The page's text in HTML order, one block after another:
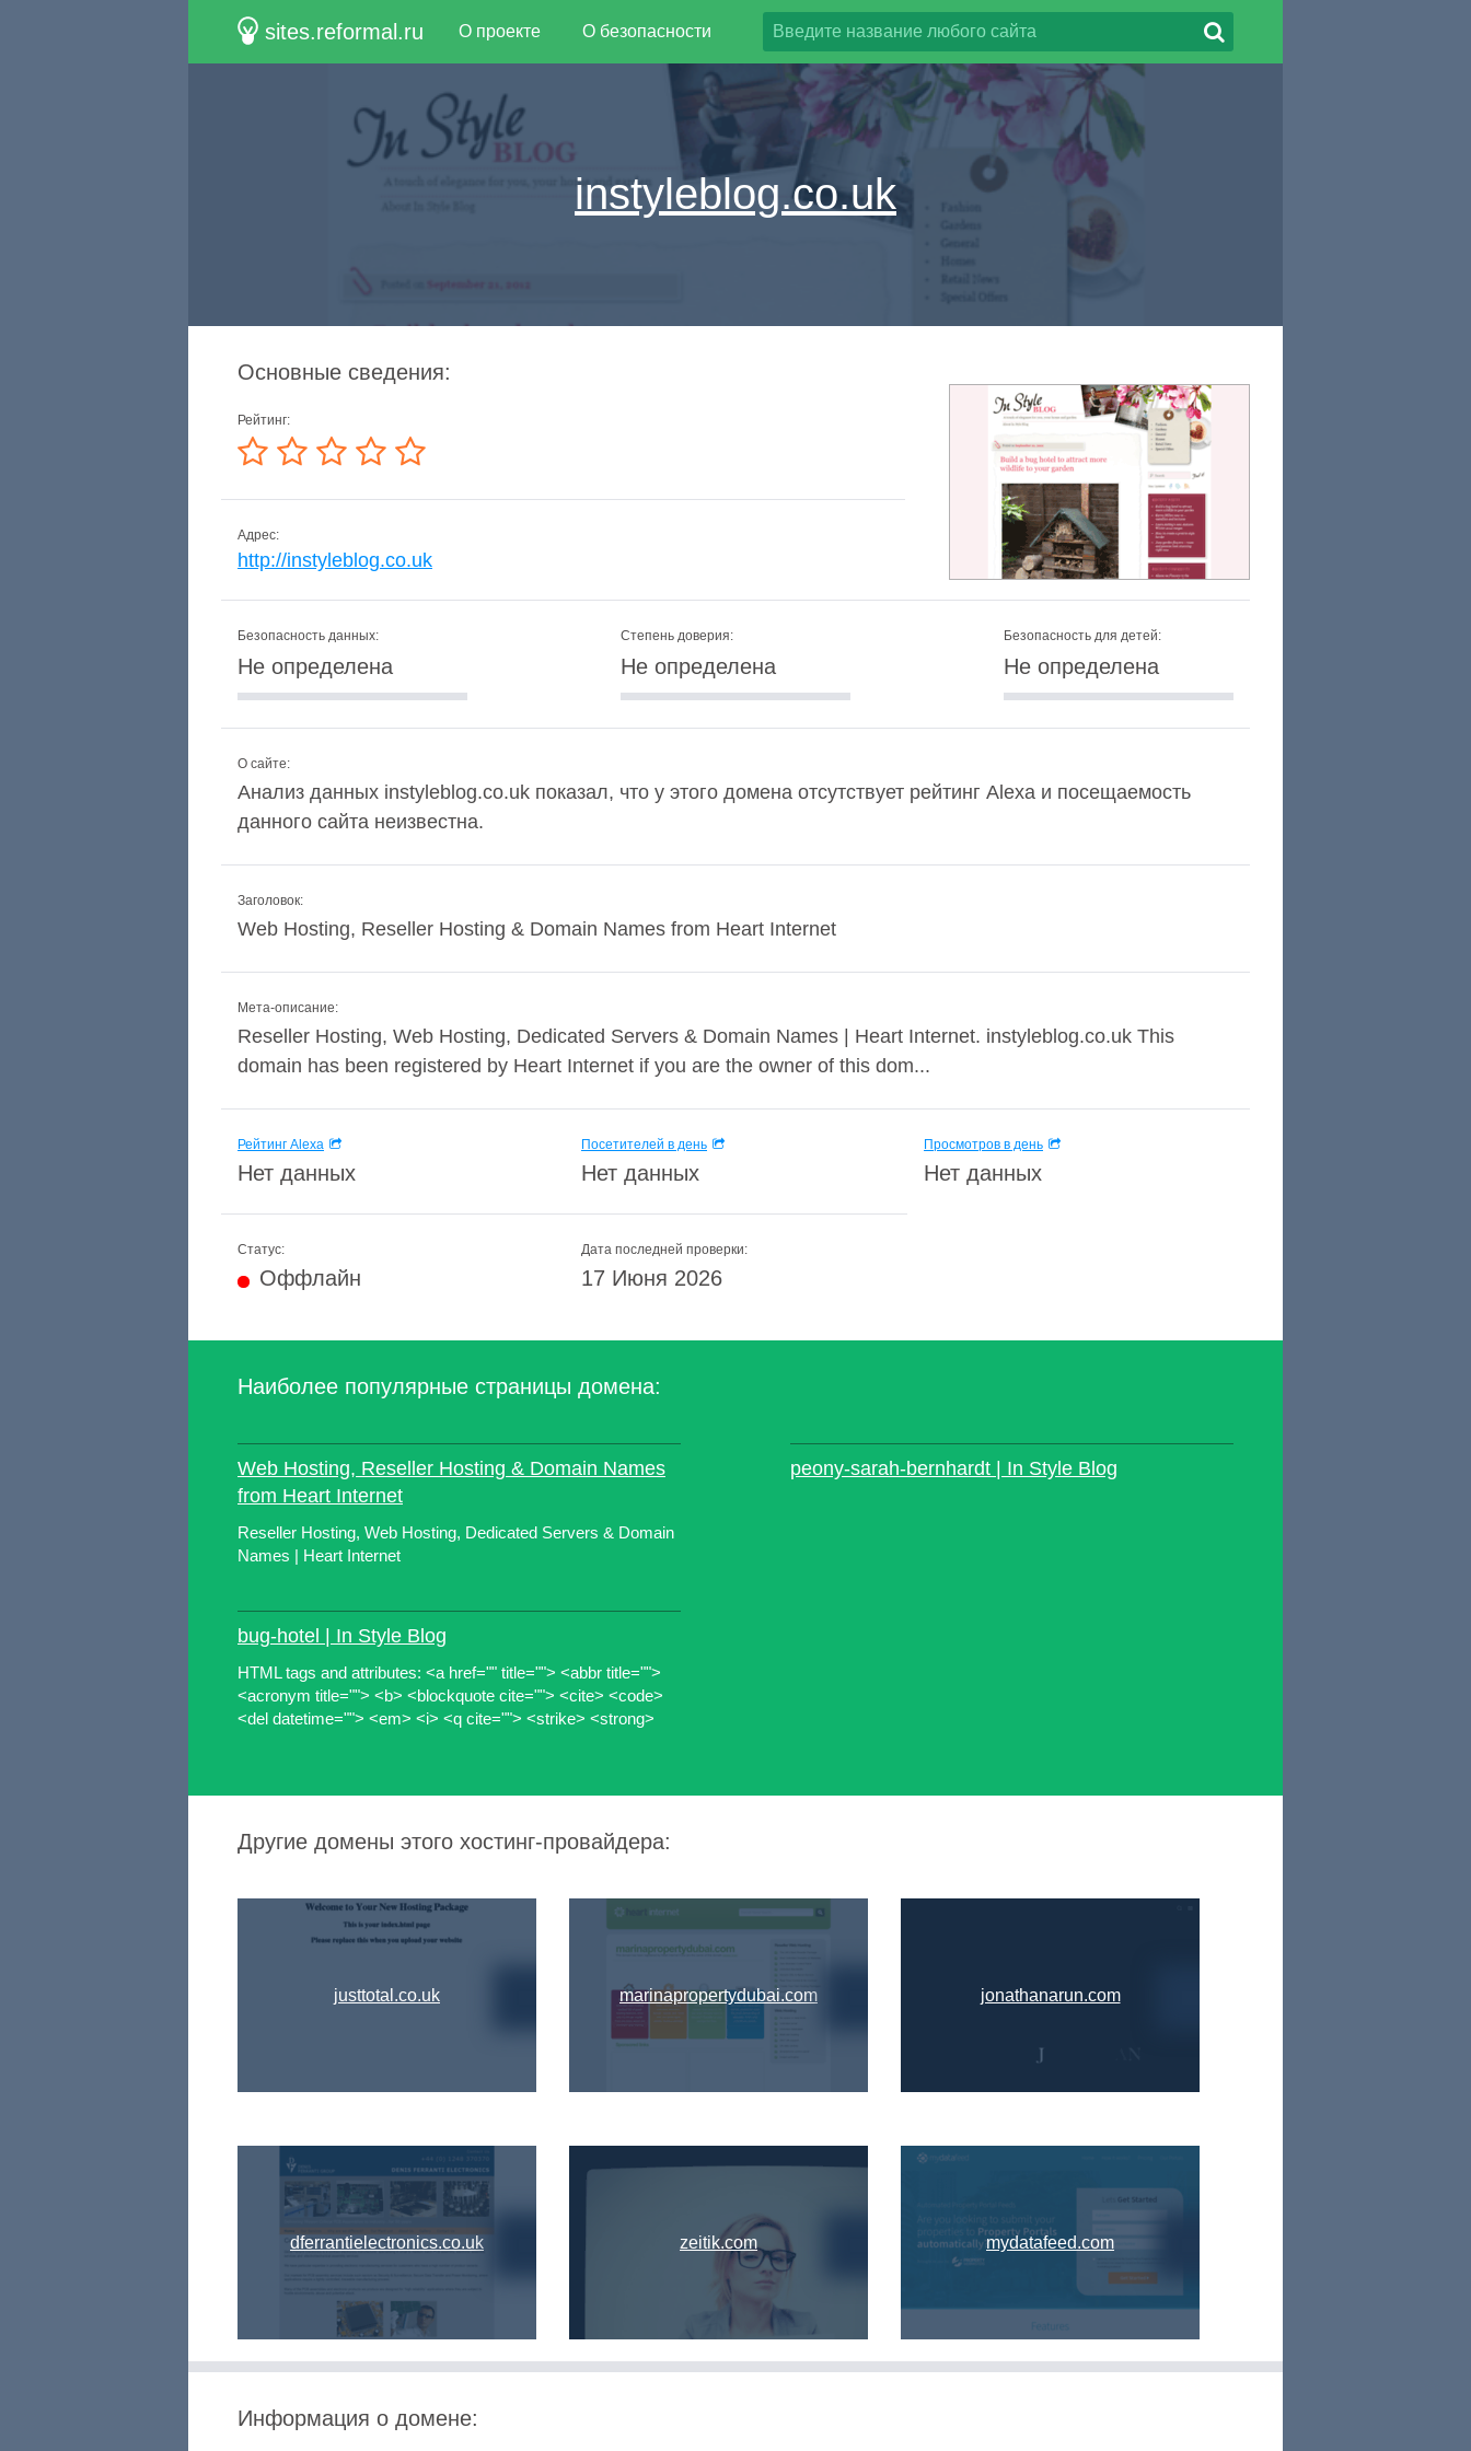
sites.reformal.ru О проекте О безопасности
instyleblog.co.uk
Основные сведения:
Рейтинг:
Адрес:
http://instyleblog.co.uk
Безопасность данных:
Не определена
Степень доверия:
Не определена
Безопасность для детей:
Не определена
О сайте:
Анализ данных instyleblog.co.uk показал, что у этого домена отсутствует рейтинг Alexa и посещаемость
данного сайта неизвестна.
Заголовок:
Web Hosting, Reseller Hosting & Domain Names from Heart Internet
Мета-описание:
Reseller Hosting, Web Hosting, Dedicated Servers & Domain Names | Heart Internet. instyleblog.co.uk This
domain has been registered by Heart Internet if you are the owner of this dom...
Рейтинг Alexa
Нет данных
Посетителей в день
Нет данных
Просмотров в день
Нет данных
Статус:
Оффлайн
Дата последней проверки:
17 Июня 2026
Наиболее популярные страницы домена:
Web Hosting, Reseller Hosting & Domain Names
from Heart Internet
Reseller Hosting, Web Hosting, Dedicated Servers & Domain
Names | Heart Internet
bug-hotel | In Style Blog
HTML tags and attributes: <a href="" title=""> <abbr title="">
<acronym title=""> <b> <blockquote cite=""> <cite> <code>
<del datetime=""> <em> <i> <q cite=""> <strike> <strong>
peony-sarah-bernhardt | In Style Blog
Другие домены этого хостинг-провайдера:
justtotal.co.uk
dferrantielectronics.co.uk
marinapropertydubai.com
zeitik.com
jonathanarun.com
mydatafeed.com
Информация о домене: